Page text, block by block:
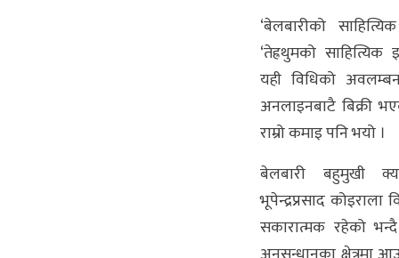
‘बेलबारीको
‘तेह्रथुमको साहित्यिक
यही विधिको
अनलाइनबाटै बिक्री
राम्रो कमाइ पनि भयो ।
बेलबारी बहुमुखी
भूपेन्द्रप्रसाद कोइराला
सकारात्मक रहेको